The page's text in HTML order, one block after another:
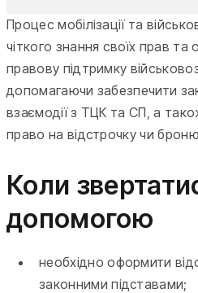
Процес мобілізації та
чіткого знання своїх прав та
правову підтримку
допомагаючи забезпечити
взаємодії з ТЦК та СП, а
право на відстрочку чи
Коли
допомогою
необхідно оформити
законними підставами;